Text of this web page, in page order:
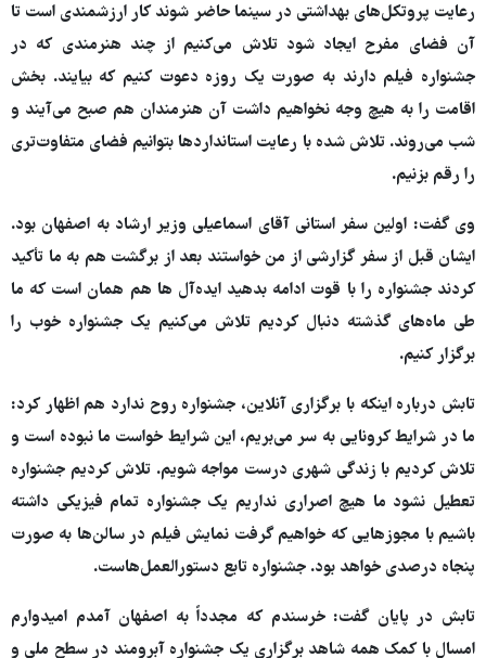
رعایت پروتکل‌های بهداشتی در سینما حاضر شوند کار ارزشمندی است تا
آن فضای مفرح ایجاد شود تلاش می‌کنیم از چند هنرمندی که در
جشنواره فیلم دارند به صورت یک روزه دعوت کنیم که بیایند. بخش
اقامت را به هیچ وجه نخواهیم داشت آن هنرمندان هم صبح می‌آیند و
شب می‌روند. تلاش شده با رعایت استانداردها بتوانیم فضای متفاوت‌تری
را رقم بزنیم.
وی گفت: اولین سفر استانی آقای اسماعیلی وزیر ارشاد به اصفهان بود.
ایشان قبل از سفر گزارشی از من خواستند بعد از برگشت هم به ما تأکید
کردند جشنواره را با قوت ادامه بدهید ایده‌آل ها هم همان است که ما
طی ماه‌های گذشته دنبال کردیم تلاش می‌کنیم یک جشنواره خوب را
برگزار کنیم.
تابش درباره اینکه با برگزاری آنلاین، جشنواره روح ندارد هم اظهار کرد:
ما در شرایط کرونایی به سر می‌بریم، این شرایط خواست ما نبوده است و
تلاش کردیم با زندگی شهری درست مواجه شویم. تلاش کردیم جشنواره
تعطیل نشود ما هیچ اصراری نداریم یک جشنواره تمام فیزیکی داشته
باشیم با مجوزهایی که خواهیم گرفت نمایش فیلم در سالن‌ها به صورت
پنجاه درصدی خواهد بود. جشنواره تابع دستورالعمل‌هاست.
تابش در پایان گفت: خرسندم که مجدداً به اصفهان آمدم امیدوارم
امسال با کمک همه شاهد برگزاری یک جشنواره آبرومند در سطح ملی و